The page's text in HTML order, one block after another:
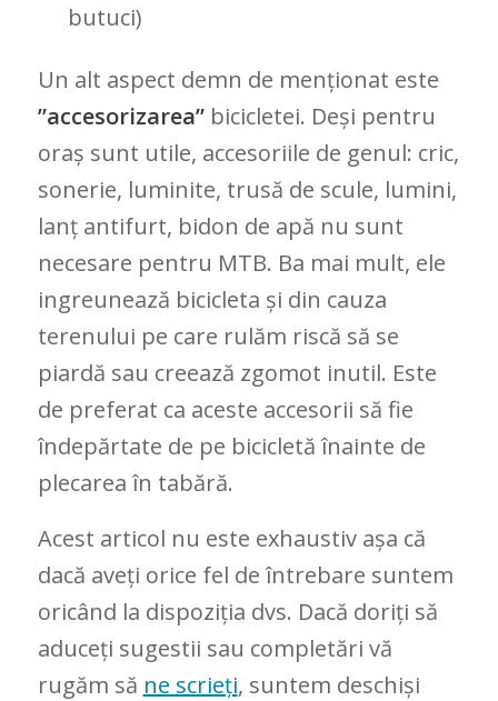
butuci)
Un alt aspect demn de menționat este
”accesorizarea”bicicletei. Deși pentru
oraș sunt utile, accesoriile de genul: cric,
sonerie, luminite, trusă de scule, lumini,
lanț antifurt, bidon de apă nu sunt
necesare pentru MTB. Ba mai mult, ele
ingreunează bicicleta și din cauza
terenului pe care rulăm riscă să se
piardă sau creează zgomot inutil. Este
de preferat ca aceste accesorii să fie
îndepărtate de pe bicicletă înainte de
plecarea în tabără.
Acest articol nu este exhaustiv așa că
dacă aveți orice fel de întrebare suntem
oricând la dispoziția dvs. Dacă doriți să
aduceți sugestii sau completări vă
rugăm să ne scrieți, suntem deschiși